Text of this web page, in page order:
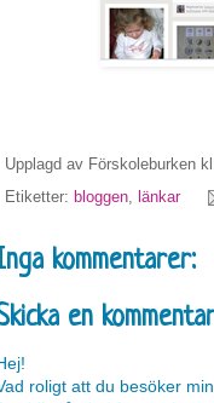
Upplagd av Förskoleburken
Etiketter: bloggen, länkar
kommentarer:
en
roligt att du besöker